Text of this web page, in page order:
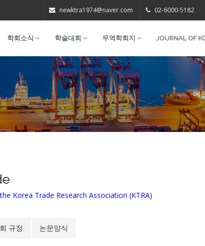
newktra1974@naver.com 02-6000-5182
학회소식 학술대회 무역학회지 JOURNAL OF
메
Korea Trade Research Association (KTRA)
규정 논문양식